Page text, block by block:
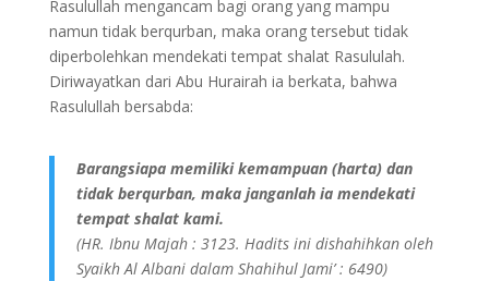
Rasulullah mengancam bagi orang yang mampu
namun tidak berqurban, maka orang tersebut tidak
diperbolehkan mendekati tempat shalat Rasululah.
Diriwayatkan dari Abu Hurairah ia berkata, bahwa
Rasulullah bersabda:
Barangsiapa memiliki kemampuan (harta) dan
tidak berqurban, maka janganlah ia mendekati
tempat shalat kami.
(HR. Ibnu Majah : 3123. Hadits ini dishahihkan oleh
Syaikh Al Albani dalam Shahihul Jami’ : 6490)